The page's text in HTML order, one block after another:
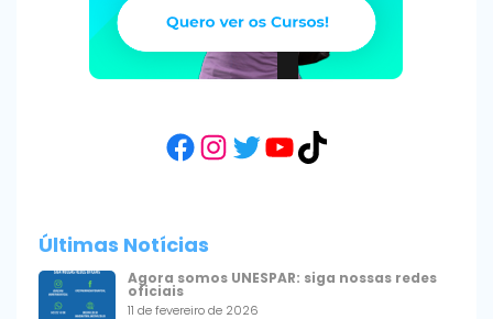
Facebook
Instagram
Twitter
YouTube
TikTok
Últimas Notícias
Agora somos UNESPAR: siga nossas redes
oficiais
11 de fevereiro de 2026